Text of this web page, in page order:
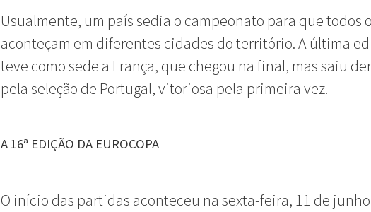
Usualmente, um país sedia o campeonato para que todos
aconteçam em diferentes cidades do território. A última
teve como sede a França, que chegou na final, mas saiu
pela seleção de Portugal, vitoriosa pela primeira vez.
A 16ª EDIÇÃO DA EUROCOPA
O início das partidas aconteceu na sexta-feira, 11 de